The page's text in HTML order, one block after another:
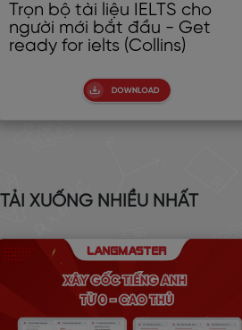
Trọn bộ tài liệu IELTS cho
người mới bắt đầu - Get
ready for ielts (Collins)
TẢI XUỐNG NHIỀU NHẤT